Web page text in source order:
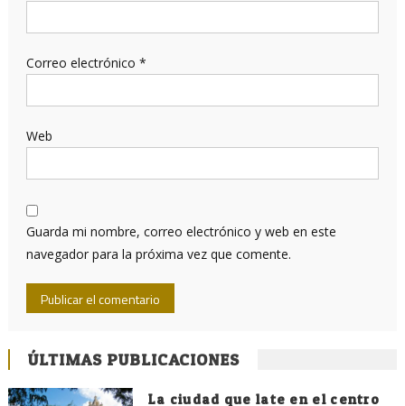
Correo electrónico *
Web
Guarda mi nombre, correo electrónico y web en este
navegador para la próxima vez que comente.
ÚLTIMAS PUBLICACIONES
La ciudad que late en el centro